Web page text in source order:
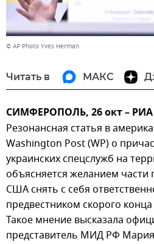
© AP Photo Yves Herman
Читать в МАКС
СИМФЕРОПОЛЬ, 26 окт –
Резонансная статья в
Washington Post (WP) о
украинских спецслужб на
объясняется желанием части
США снять с себя
предвестником скорого
Такое мнение высказала
представитель МИД РФ